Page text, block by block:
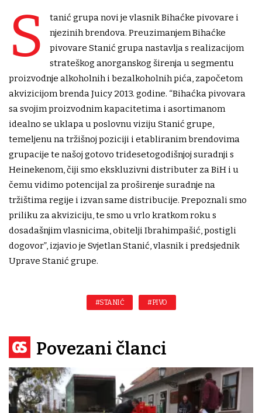
S
tanić grupa novi je vlasnik Bihaćke pivovare i
njezinih brendova. Preuzimanjem Bihaćke
pivovare Stanić grupa nastavlja s realizacijom
strateškog anorganskog širenja u segmentu
proizvodnje alkoholnih i bezalkoholnih pića, započetom
akvizicijom brenda Juicy 2013. godine. “Bihaćka pivovara
sa svojim proizvodnim kapacitetima i asortimanom
idealno se uklapa u poslovnu viziju Stanić grupe,
temeljenu na tržišnoj poziciji i etabliranim brendovima
grupacije te našoj gotovo tridesetogodišnjoj suradnji s
Heinekenom, čiji smo ekskluzivni distributer za BiH i u
čemu vidimo potencijal za proširenje suradnje na
tržištima regije i izvan same distribucije. Prepoznali smo
priliku za akviziciju, te smo u vrlo kratkom roku s
dosadašnjim vlasnicima, obitelji Ibrahimpašić, postigli
dogovor”, izjavio je Svjetlan Stanić, vlasnik i predsjednik
Uprave Stanić grupe.
#STANIĆ #PIVO
Povezani članci